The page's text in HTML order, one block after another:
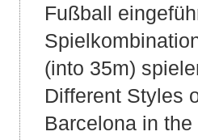
Fußball
(into 35m)
Different Styles
Barcelona in